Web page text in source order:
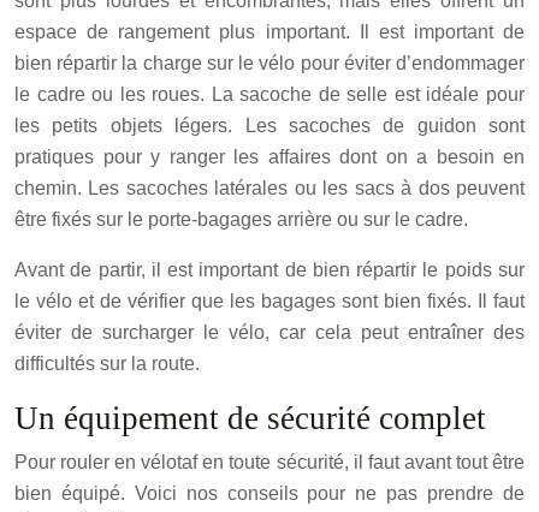
espace de rangement plus important. Il est important de
bien répartir la charge sur le vélo pour éviter d’endommager
le cadre ou les roues. La sacoche de selle est idéale pour
les petits objets légers. Les sacoches de guidon sont
pratiques pour y ranger les affaires dont on a besoin en
chemin. Les sacoches latérales ou les sacs à dos peuvent
être fixés sur le porte-bagages arrière ou sur le cadre.
Avant de partir, il est important de bien répartir le poids sur
le vélo et de vérifier que les bagages sont bien fixés. Il faut
éviter de surcharger le vélo, car cela peut entraîner des
difficultés sur la route.
Un équipement de sécurité complet
Pour rouler en vélotaf en toute sécurité, il faut avant tout être
bien équipé. Voici nos conseils pour ne pas prendre de